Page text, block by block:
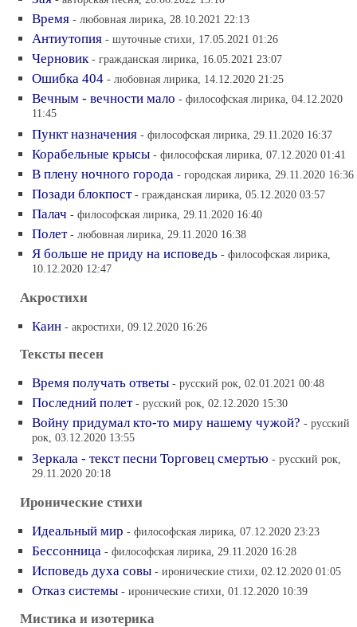
Время - любовная лирика, 28.10.2021 22:13
Антиутопия - шуточные стихи, 17.05.2021 01:26
Черновик - гражданская лирика, 16.05.2021 23:07
Ошибка 404 - любовная лирика, 14.12.2020 21:25
Вечным - вечности мало - философская лирика, 04.12.2020
11:45
Пункт назначения - философская лирика, 29.11.2020 16:37
Корабельные крысы - философская лирика, 07.12.2020 01:41
В плену ночного города - городская лирика, 29.11.2020 16:36
Позади блокпост - гражданская лирика, 05.12.2020 03:57
Палач - философская лирика, 29.11.2020 16:40
Полет - любовная лирика, 29.11.2020 16:38
Я больше не приду на исповедь - философская лирика,
10.12.2020 12:47
Акростихи
Каин - акростихи, 09.12.2020 16:26
Тексты песен
Время получать ответы - русский рок, 02.01.2021 00:48
Последний полет - русский рок, 02.12.2020 15:30
Войну придумал кто-то миру нашему чужой? - русский
рок, 03.12.2020 13:55
Зеркала - текст песни Торговец смертью - русский рок,
29.11.2020 20:18
Иронические стихи
Идеальный мир - философская лирика, 07.12.2020 23:23
Бессонница - философская лирика, 29.11.2020 16:28
Исповедь духа совы - иронические стихи, 02.12.2020 01:05
Отказ системы - иронические стихи, 01.12.2020 10:39
Мистика и изотерика